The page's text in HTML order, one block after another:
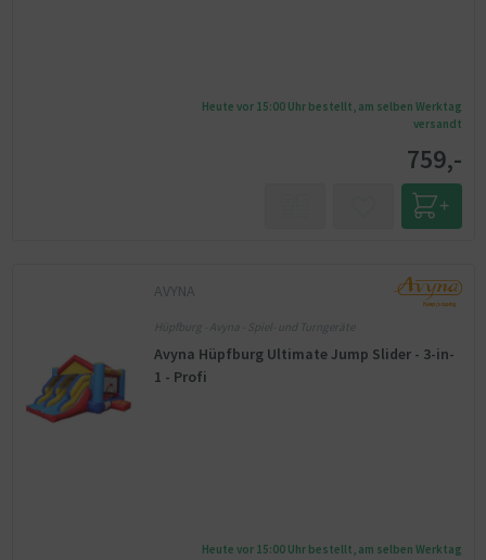
Heute vor 15:00 Uhr bestellt, am selben Werktag
versandt
759,-
AVYNA
Hüpfburg - Avyna - Spiel- und Turngeräte
Avyna Hüpfburg Ultimate Jump Slider - 3-in-
1 - Profi
Heute vor 15:00 Uhr bestellt, am selben Werktag